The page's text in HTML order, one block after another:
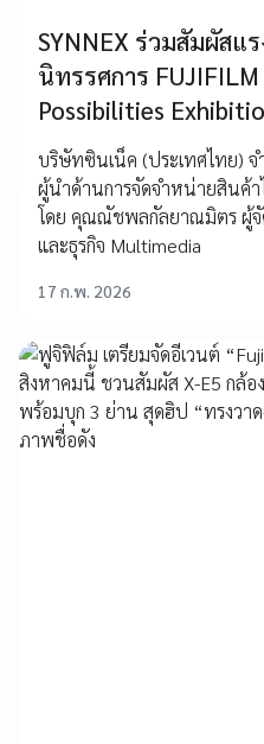
SYNNEX ร่วมสัมผัสแ
นิทรรศการ
Possibilities
บริษัทซินเน็ค (ประเทศไทย)
ผู้นำด้านการจัดจำหน่ายสินค้า
โดย คุณณัชพลกัลยาณมิตร ผู้จั
และธุรกิจ Multimedia
17 ก.พ. 2026